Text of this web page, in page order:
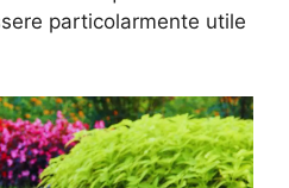
particolarmente utile